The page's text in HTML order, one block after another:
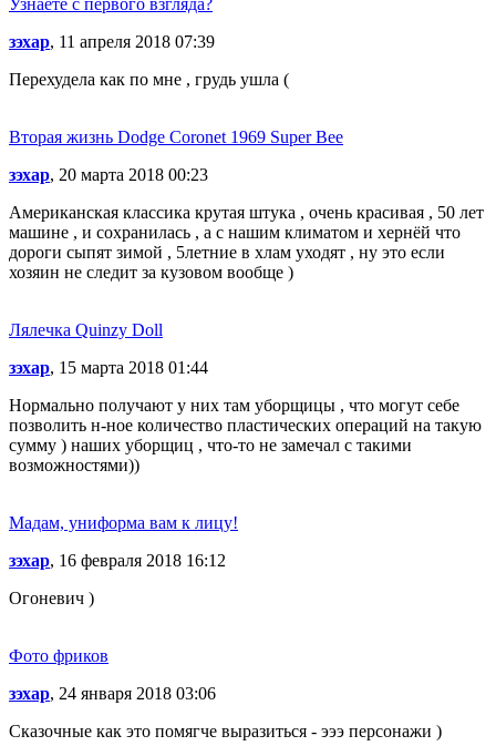
Узнаете с первого взгляда?
зэхар, 11 апреля 2018 07:39
Перехудела как по мне , грудь ушла (
Вторая жизнь Dodge Coronet 1969 Super Bee
зэхар, 20 марта 2018 00:23
Американская классика крутая штука , очень красивая , 50 лет
машине , и сохранилась , а с нашим климатом и хернёй что
дороги сыпят зимой , 5летние в хлам уходят , ну это если
хозяин не следит за кузовом вообще )
Лялечка Quinzy Doll
зэхар, 15 марта 2018 01:44
Нормально получают у них там уборщицы , что могут себе
позволить н-ное количество пластических операций на такую
сумму ) наших уборщиц , что-то не замечал с такими
возможностями))
Мадам, униформа вам к лицу!
зэхар, 16 февраля 2018 16:12
Огоневич )
Фото фриков
зэхар, 24 января 2018 03:06
Сказочные как это помягче выразиться - эээ персонажи )